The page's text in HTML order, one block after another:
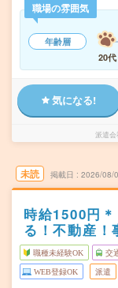
職場の雰囲気
年齢層
20代
気になる!
派遣会
未読 掲載日 2026/08/
時給1500円
る！不動産！
職種未経験OK 交
WEB登録OK 派遣